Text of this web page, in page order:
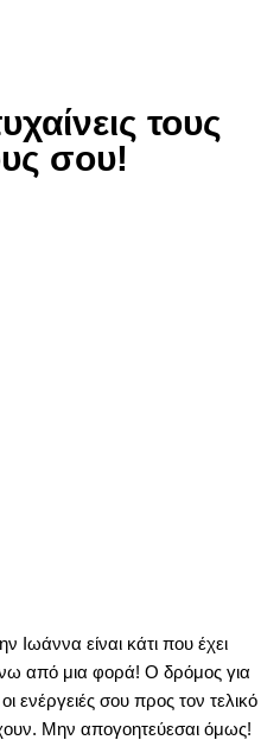
τους
σου!
Ιωάννα είναι κάτι που έχει
από μια φορά! Ο δρόμος για
ενέργειές σου προς τον τελικό
Μην απογοητεύεσαι όμως!